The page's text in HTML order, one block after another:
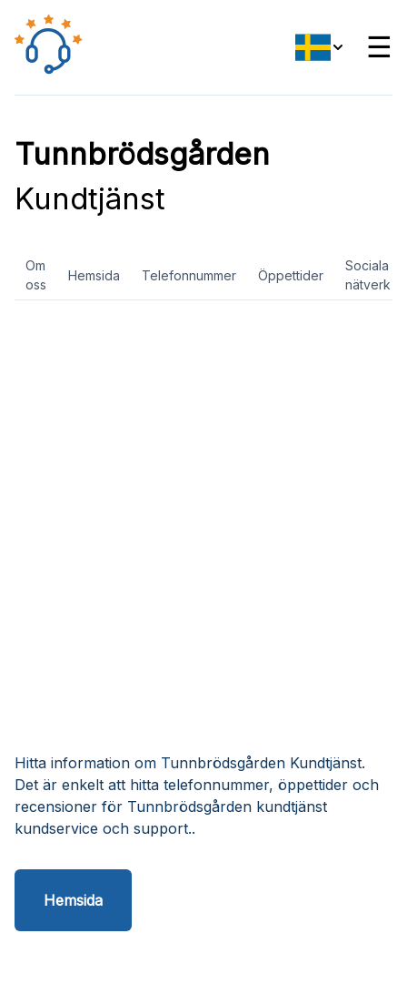
☰
Tunnbrödsgården
Kundtjänst
Om
oss
Hemsida Telefonnummer Öppettider
Sociala
nätverk
Hitta information om Tunnbrödsgården Kundtjänst.
Det är enkelt att hitta telefonnummer, öppettider och
recensioner för Tunnbrödsgården kundtjänst
kundservice och support..
Hemsida